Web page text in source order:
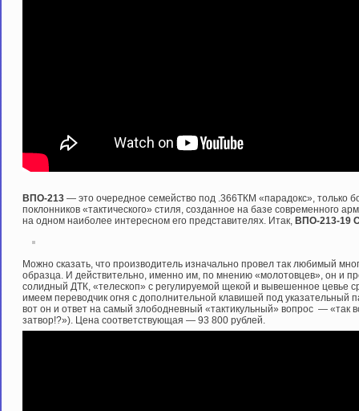
ВПО-213 — это очередное семейство под .366ТКМ «парадокс», только
поклонников «тактического» стиля, созданное на базе современного
на одном наиболее интересном его представителях. Итак, ВПО-213-19
Можно сказать, что производитель изначально провел так любимый
образца. И действительно, именно им, по мнению «молотовцев», он и
солидный ДТК, «телескоп» с регулируемой щекой и вывешенное цевье
имеем переводчик огня с дополнительной клавишей под указательный
вот он и ответ на самый злободневный «тактикульный» вопрос — «так
затвор!?»). Цена соответствующая — 93 800 рублей.